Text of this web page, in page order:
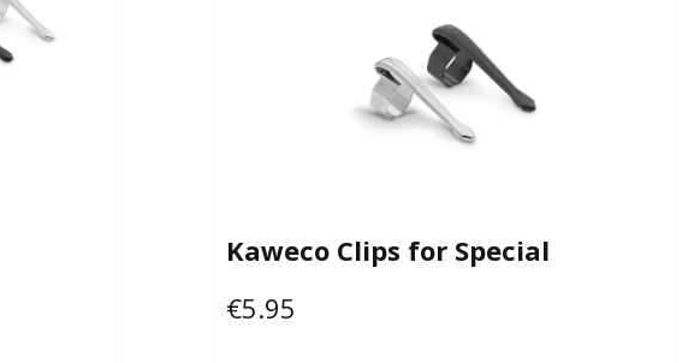
Kaweco Clips for Special
Regular price:
€5.95